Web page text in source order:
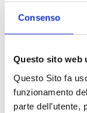
Consenso
Questo sito web
Questo Sito fa
funzionamento
parte dell’utente,
La Misura prevede
Avviso per
luglio;
Avviso per la
Per tutti i dettagli
quella per le